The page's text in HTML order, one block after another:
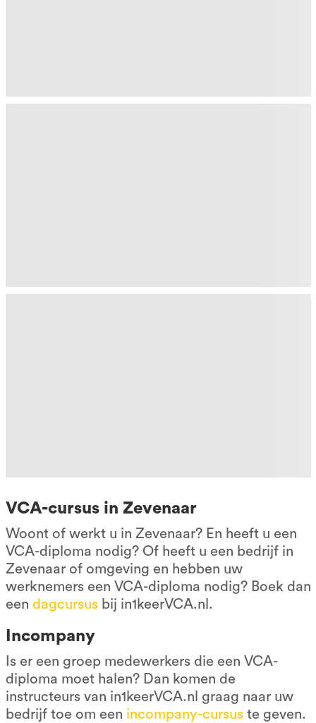
VCA-cursus in Zevenaar
Woont of werkt u in Zevenaar? En heeft u een
VCA-diploma nodig? Of heeft u een bedrijf in
Zevenaar of omgeving en hebben uw
werknemers een VCA-diploma nodig? Boek dan
een dagcursusbij in1keerVCA.nl.
Incompany
Is er een groep medewerkers die een VCA-
diploma moet halen? Dan komen de
instructeurs van in1keerVCA.nl graag naar uw
bedrijf toe om een incompany-cursuste geven.